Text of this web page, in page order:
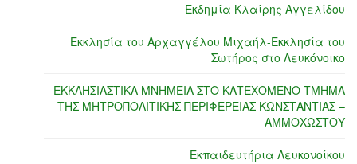
Εκδημία Κλαίρης Αγγελίδου
Εκκλησία του Αρχαγγέλου Μιχαήλ-Εκκλησία του
Σωτήρος στο Λευκόνοικο
ΕΚΚΛΗΣΙΑΣΤΙΚΑ ΜΝΗΜΕΙΑ ΣΤΟ ΚΑΤΕΧΟΜΕΝΟ ΤΜΗΜΑ
ΤΗΣ ΜΗΤΡΟΠΟΛΙΤΙΚΗΣ ΠΕΡΙΦΕΡΕΙΑΣ ΚΩΝΣΤΑΝΤΙΑΣ –
ΑΜΜΟΧΩΣΤΟΥ
Εκπαιδευτήρια Λευκονοίκου